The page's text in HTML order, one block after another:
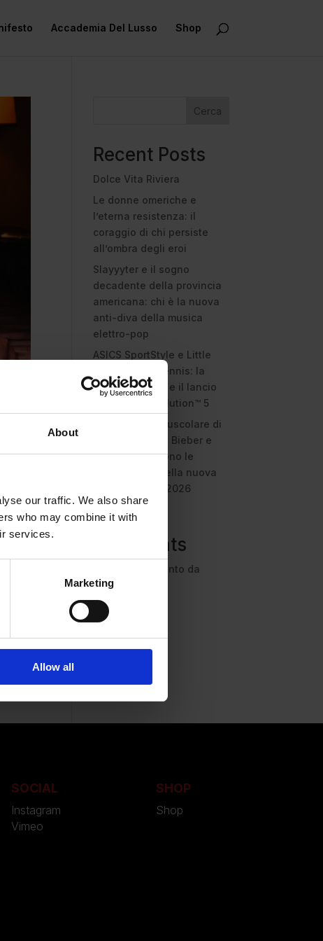
About
our traffic. We also share
who may combine it with
services.
Marketing
Allow all
Accademia Del Lusso Shop
Cerca
Recent Posts
Dolce Vita Riviera
Le donne omeriche e
l’eterna resistenza: il
coraggio di chi persiste
all’ombra degli eroi
Slayyyter e il sogno
decadente della provincia
americana: chi è la nuova
anti-diva della musica
elettro-pop
ASICS SportStyle e Little
Tokyo Table Tennis: la
collaborazione e il lancio
della Gel-Resolution™ 5
L’universo crepuscolare di
Miu Miu: Hailey Bieber e
Xiao Wen Ju sono le
protagoniste della nuova
campagna FW 2026
Recent
Comments
Nessun commento da
mostrare.
SOCIAL
Instagram
Vimeo
SHOP
Shop